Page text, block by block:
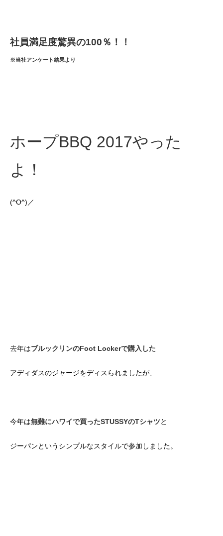
社員満足度驚異の100％！！
※当社アンケート結果より
ホープBBQ 2017やった
よ！
(^O^)／
去年はブルックリンのFoot Lockerで購入した
アディダスのジャージをディスられましたが、
今年は無難にハワイで買ったSTUSSYのTシャツと
ジーパンというシンプルなスタイルで参加しました。